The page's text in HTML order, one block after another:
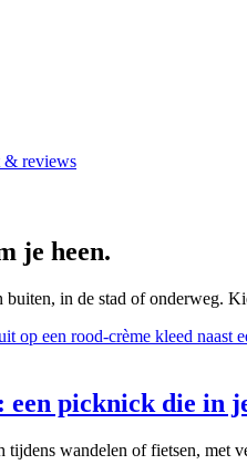
& reviews
je heen.
in de stad of onderweg.
een picknick die in
tijdens wandelen of fietsen, met